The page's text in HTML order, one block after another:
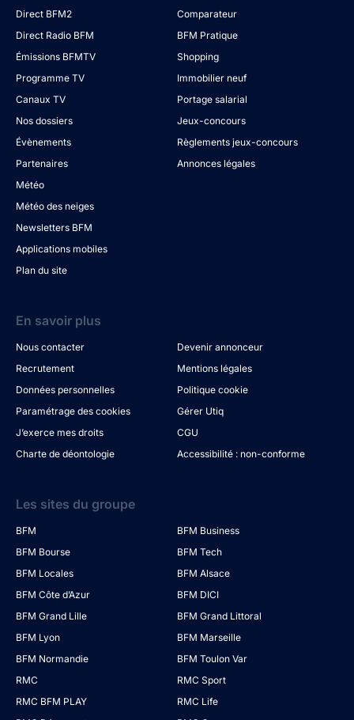
Direct BFM2
Direct Radio BFM
Émissions BFMTV
Programme TV
Canaux TV
Nos dossiers
Évènements
Partenaires
Météo
Météo des neiges
Newsletters BFM
Applications mobiles
Plan du site
Comparateur
BFM Pratique
Shopping
Immobilier neuf
Portage salarial
Jeux-concours
Règlements jeux-concours
Annonces légales
En savoir plus
Nous contacter
Devenir annonceur
Recrutement
Mentions légales
Données personnelles
Politique cookie
Paramétrage des cookies
Gérer Utiq
J’exerce mes droits
CGU
Charte de déontologie
Accessibilité : non-conforme
Les sites du groupe
BFM
BFM Business
BFM Bourse
BFM Tech
BFM Locales
BFM Alsace
BFM Côte d’Azur
BFM DICI
BFM Grand Lille
BFM Grand Littoral
BFM Lyon
BFM Marseille
BFM Normandie
BFM Toulon Var
RMC
RMC Sport
RMC BFM PLAY
RMC Life